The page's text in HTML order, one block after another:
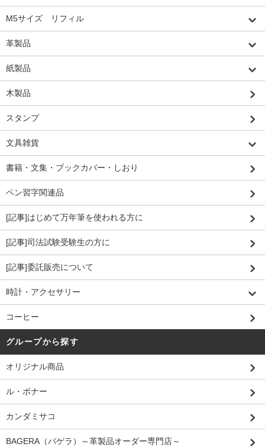
M5サイズ リフィル
革製品
紙製品
木製品
スタンプ
文具雑貨
書籍・文集・ブックカバー・しおり
ペン習字関連品
[記事]はじめて万年筆を使われる方に
[記事]司法試験受験生の方に
[記事]委託販売について
時計・アクセサリー
コーヒー
グループから探す
オリジナル商品
ル・ボナー
カンダミサコ
BAGERA（バゲラ）～革製品オーダー専門店～